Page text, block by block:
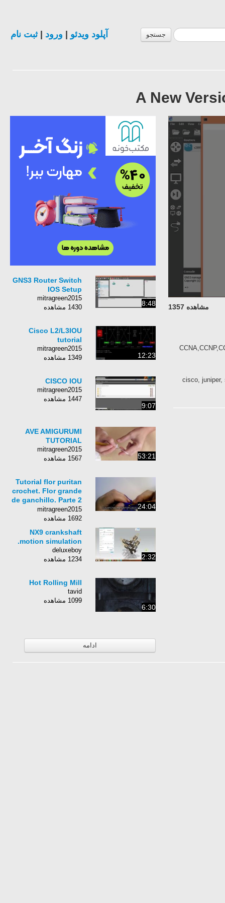
جستجو آپلود ویدئو ورود |ثبت نام
A New
مشاهده 1357
cisco, juniper,
8:48
GNS3 Router Switch
IOS Setup
mitragreen2015
1430 مشاهده
12:23
Cisco L2/L3IOU
tutorial
mitragreen2015
1349 مشاهده
9:07
CISCO IOU
mitragreen2015
1447 مشاهده
53:21
AVE AMIGURUMI
TUTORIAL
mitragreen2015
1567 مشاهده
24:04
Tutorial flor puritan
crochet. Flor grande
de ganchillo. Parte 2
de 2.
mitragreen2015
1692 مشاهده
2:32
NX9 crankshaft
motion simulation.
deluxeboy
1234 مشاهده
6:30
Hot Rolling Mill
tavid
1099 مشاهده
ادامه